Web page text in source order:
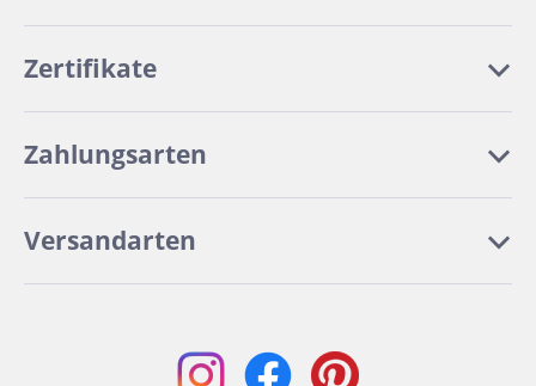
Zertifikate
Zahlungsarten
Versandarten